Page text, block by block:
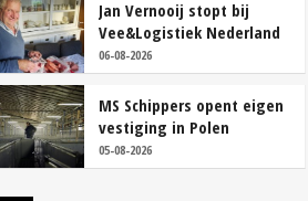
Jan Vernooij stopt bij
Vee&Logistiek Nederland
06-08-2026
MS Schippers opent eigen
vestiging in Polen
05-08-2026